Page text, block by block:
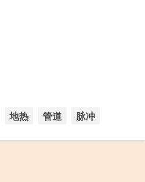
地热 管道 脉冲